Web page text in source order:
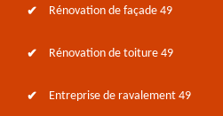
Rénovation de façade 49
Rénovation de toiture 49
Entreprise de ravalement 49